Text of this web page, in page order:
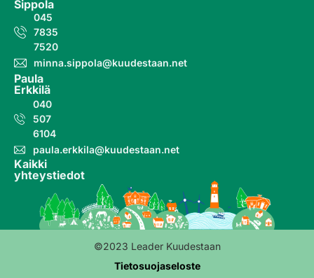
Sippola
045
7835
7520
minna.sippola@kuudestaan.net
Paula
Erkkilä
040
507
6104
paula.erkkila@kuudestaan.net
Kaikki
yhteystiedot
©2023 Leader Kuudestaan
Tietosuojaseloste